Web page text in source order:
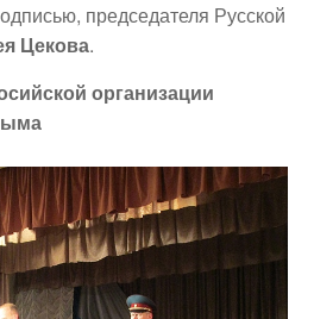
председателя Русской
Цекова.
организации